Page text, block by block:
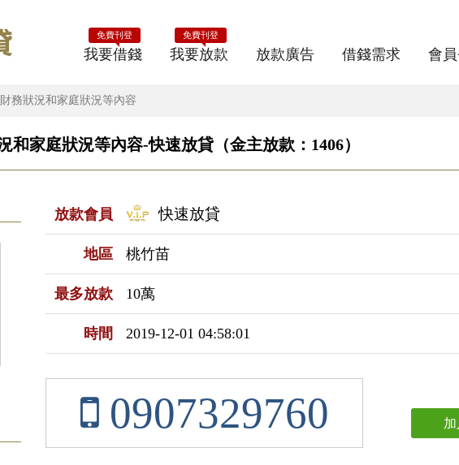
我要借錢
免費刊登
我要放款
免費刊登
放款廣告 借錢需求 會
務狀況和家庭狀況等內容
和家庭狀況等內容-快速放貸（金主放款：1406）
放款會員 快速放貸
地區 桃竹苗
最多放款 10萬
時間 2019-12-01 04:58:01
0907329760